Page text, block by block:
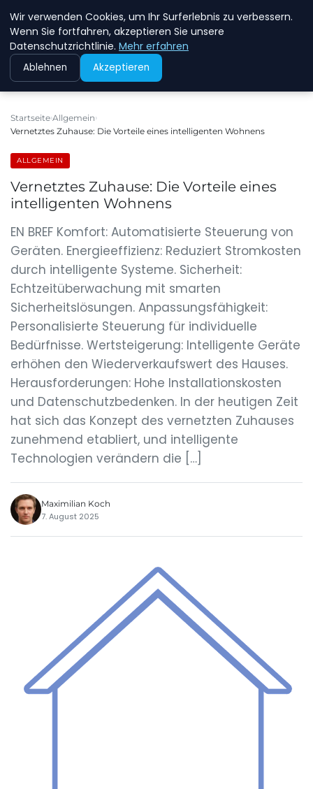
NEW ENERGY JOBS
Startseite Allgemein
Vernetztes Zuhause: Die Vorteile eines intelligenten Wohnens
ALLGEMEIN
Vernetztes Zuhause: Die Vorteile eines
intelligenten Wohnens
EN BREF Komfort: Automatisierte Steuerung von
Geräten. Energieeffizienz: Reduziert Stromkosten
durch intelligente Systeme. Sicherheit:
Echtzeitüberwachung mit smarten
Sicherheitslösungen. Anpassungsfähigkeit:
Personalisierte Steuerung für individuelle
Bedürfnisse. Wertsteigerung: Intelligente Geräte
erhöhen den Wiederverkaufswert des Hauses.
Herausforderungen: Hohe Installationskosten
und Datenschutzbedenken. In der heutigen Zeit
hat sich das Konzept des vernetzten Zuhauses
zunehmend etabliert, und intelligente
Technologien verändern die […]
Maximilian Koch
7. August 2025
Wir verwenden Cookies, um Ihr Surferlebnis zu verbessern.
Wenn Sie fortfahren, akzeptieren Sie unsere
Datenschutzrichtlinie. Mehr erfahren
Ablehnen Akzeptieren